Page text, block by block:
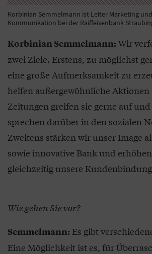
Korbinian Semmelmann ist Leiter Marketing und
Kommunikation bei der Raiffeisenbank
Korbinian Semmelmann: Wir
zwei Ziele. Erstens, zu möglichst
eine große Aufmerksamkeit zu
helfen außergewöhnliche Aktionen
Zeitungen greifen sie gerne auf
sprechen darüber in den sozialen
Zweitens stärken wir unser Image
sowie innovative Bank und
gleichzeitig unsere
Wie gehen Sie vor?
Semmelmann: Es gibt
Eine Möglichkeit ist es, für